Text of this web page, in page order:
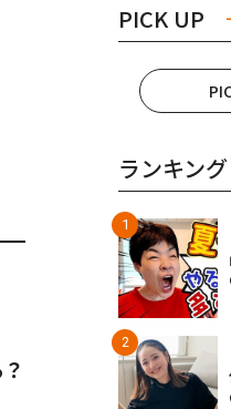
#共働き夫婦
PICK UP
ランキング